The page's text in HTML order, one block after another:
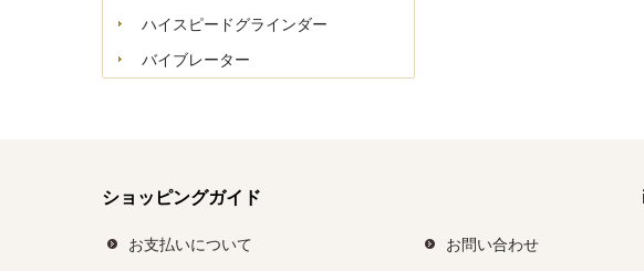
ハイスピードグラインダー
バイブレーター
ショッピングガイド
お支払いについて
お問い合わせ